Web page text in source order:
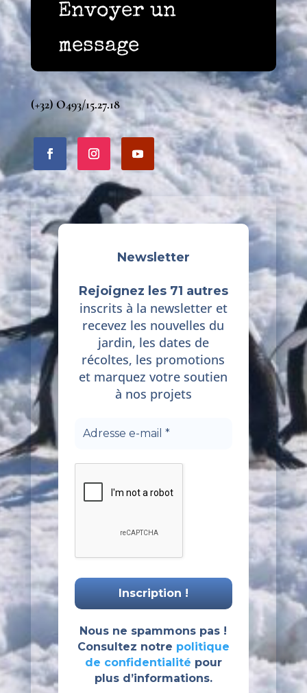
Envoyer un
message
(+32) O493/15.27.18
Newsletter
Rejoignez les 71 autres
inscrits à la newsletter et
recevez les nouvelles du
jardin, les dates de
récoltes, les promotions
et marquez votre soutien
à nos projets
Nous ne spammons pas !
Consultez notre politique
de confidentialité pour
plus d’informations.